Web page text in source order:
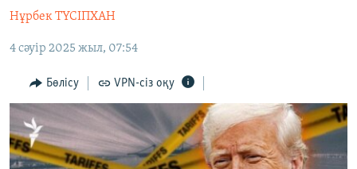
main
Navigation
Skip
Search
АДАМ ҚҰҚЫҚТАРЫ
ӘЛЕУМЕТ
ӘЛЕМ
АРНАЙЫ ЖОБАЛАР
Русский
Нұрбек ТҮСІПХАН
4 сәуір 2025 жыл, 07:54
Бөлісу VPN-сіз оқу